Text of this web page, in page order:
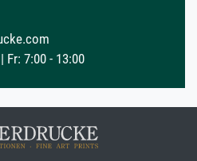
Fr: 7:00 - 13:00